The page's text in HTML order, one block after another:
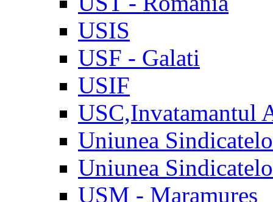
USIS
USF - Galati
USIF
USC,Invatamantul
Uniunea
Uniunea
USM - Maramures